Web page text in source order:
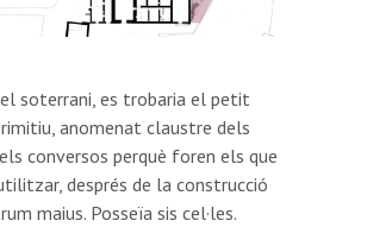
soterrani, es trobaria el petit
anomenat claustre dels
conversos perquè foren els que
després de la construcció
maius. Posseïa sis cel·les.